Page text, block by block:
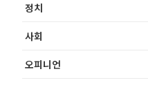
정치
사회
오피니언